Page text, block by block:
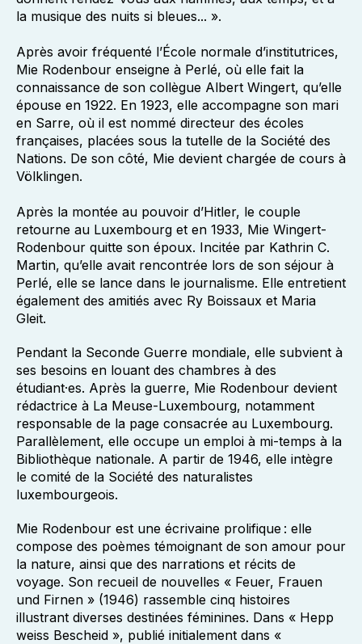
la musique des nuits si bleues... ».
Après avoir fréquenté l’École normale d’institutrices,
Mie Rodenbour enseigne à Perlé, où elle fait la
connaissance de son collègue Albert Wingert, qu’elle
épouse en 1922. En 1923, elle accompagne son mari
en Sarre, où il est nommé directeur des écoles
françaises, placées sous la tutelle de la Société des
Nations. De son côté, Mie devient chargée de cours à
Völklingen.
Après la montée au pouvoir d’Hitler, le couple
retourne au Luxembourg et en 1933, Mie Wingert-
Rodenbour quitte son époux. Incitée par Kathrin C.
Martin, qu’elle avait rencontrée lors de son séjour à
Perlé, elle se lance dans le journalisme. Elle entretient
également des amitiés avec Ry Boissaux et Maria
Gleit.
Pendant la Seconde Guerre mondiale, elle subvient à
ses besoins en louant des chambres à des
étudiant·es. Après la guerre, Mie Rodenbour devient
rédactrice à La Meuse-Luxembourg, notamment
responsable de la page consacrée au Luxembourg.
Parallèlement, elle occupe un emploi à mi-temps à la
Bibliothèque nationale. A partir de 1946, elle intègre
le comité de la Société des naturalistes
luxembourgeois.
Mie Rodenbour est une écrivaine prolifique : elle
compose des poèmes témoignant de son amour pour
la nature, ainsi que des narrations et récits de
voyage. Son recueil de nouvelles « Feuer, Frauen
und Firnen » (1946) rassemble cinq histoires
illustrant diverses destinées féminines. Dans « Hepp
weiss Bescheid », publié initialement dans «